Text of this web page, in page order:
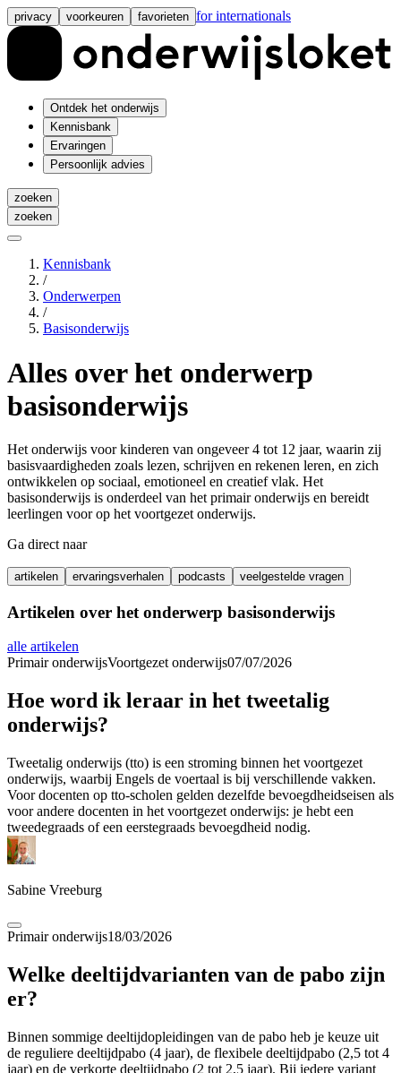
privacy voorkeuren favorieten for internationals
Ontdek het onderwijs
Kennisbank
Ervaringen
Persoonlijk advies
zoeken
zoeken
Kennisbank
/
Onderwerpen
/
Basisonderwijs
Alles over het onderwerp
basisonderwijs
Het onderwijs voor kinderen van ongeveer 4 tot 12 jaar, waarin zij
basisvaardigheden zoals lezen, schrijven en rekenen leren, en zich
ontwikkelen op sociaal, emotioneel en creatief vlak. Het
basisonderwijs is onderdeel van het primair onderwijs en bereidt
leerlingen voor op het voortgezet onderwijs.
Ga direct naar
artikelen ervaringsverhalen podcasts veelgestelde vragen
Artikelen over het onderwerp basisonderwijs
alle artikelen
Primair onderwijsVoortgezet onderwijs07/07/2026
Hoe word ik leraar in het tweetalig
onderwijs?
Tweetalig onderwijs (tto) is een stroming binnen het voortgezet
onderwijs, waarbij Engels de voertaal is bij verschillende vakken.
Voor docenten op tto-scholen gelden dezelfde bevoegdheidseisen als
voor andere docenten in het voortgezet onderwijs: je hebt een
tweedegraads of een eerstegraads bevoegdheid nodig.
Sabine Vreeburg
Primair onderwijs18/03/2026
Welke deeltijdvarianten van de pabo zijn
er?
Binnen sommige deeltijdopleidingen van de pabo heb je keuze uit
de reguliere deeltijdpabo (4 jaar), de flexibele deeltijdpabo (2,5 tot 4
jaar) en de verkorte deeltijdpabo (2 tot 2,5 jaar). Bij iedere variant